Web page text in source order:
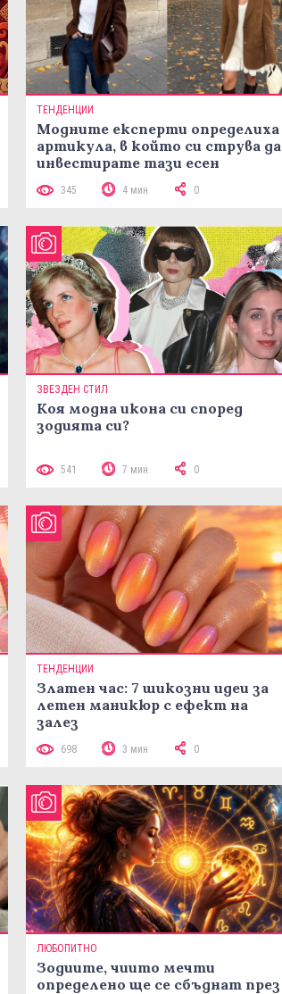
ТЕНДЕНЦИИ
Модните експерти определиха
артикула, в който си струва да
инвестирате тази есен
345 4 мин 0
ЗВЕЗДЕН СТИЛ
Коя модна икона си според
зодията си?
541 7 мин 0
ТЕНДЕНЦИИ
Златен час: 7 шикозни идеи за
летен маникюр с ефект на
залез
698 3 мин 0
ЛЮБОПИТНО
Зодиите, чиито мечти
определено ще се сбъднат през